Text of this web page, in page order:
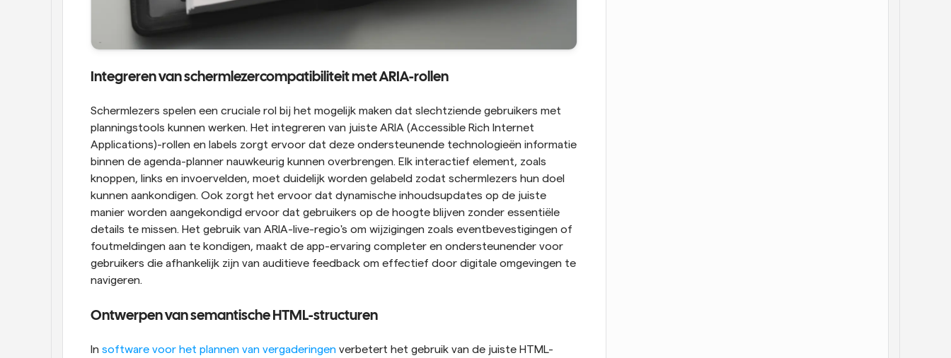
Integreren van schermlezercompatibiliteit met ARIA-rollen
Schermlezers spelen een cruciale rol bij het mogelijk maken dat slechtziende gebruikers met
planningstools kunnen werken. Het integreren van juiste ARIA (Accessible Rich Internet
Applications)-rollen en labels zorgt ervoor dat deze ondersteunende technologieën informatie
binnen de agenda-planner nauwkeurig kunnen overbrengen. Elk interactief element, zoals
knoppen, links en invoervelden, moet duidelijk worden gelabeld zodat schermlezers hun doel
kunnen aankondigen. Ook zorgt het ervoor dat dynamische inhoudsupdates op de juiste
manier worden aangekondigd ervoor dat gebruikers op de hoogte blijven zonder essentiële
details te missen. Het gebruik van ARIA-live-regio's om wijzigingen zoals eventbevestigingen of
foutmeldingen aan te kondigen, maakt de app-ervaring completer en ondersteunender voor
gebruikers die afhankelijk zijn van auditieve feedback om effectief door digitale omgevingen te
navigeren.
Ontwerpen van semantische HTML-structuren
In software voor het plannen van vergaderingen verbetert het gebruik van de juiste HTML-